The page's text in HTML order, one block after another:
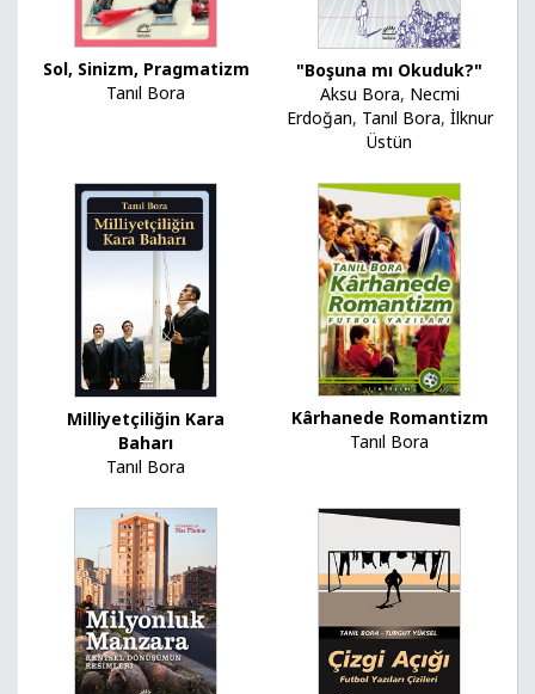
Sol, Sinizm, Pragmatizm
Tanıl Bora
"Boşuna mı Okuduk?"
Aksu Bora, Necmi
Erdoğan, Tanıl Bora, İlknur
Üstün
Milliyetçiliğin Kara
Baharı
Tanıl Bora
Kârhanede Romantizm
Tanıl Bora